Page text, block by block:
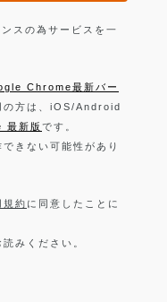
スの為サービスを一
Chrome最新バー
の方は、iOS/Android
新版 です。
きない可能性があり
規約 に同意したことに
読みください。